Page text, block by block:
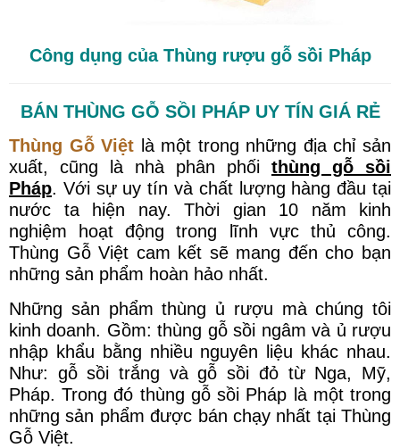
Công dụng của Thùng rượu gỗ sồi Pháp
BÁN THÙNG GỖ SỒI PHÁP UY TÍN GIÁ RẺ
Thùng Gỗ Việt là một trong những địa chỉ sản
xuất, cũng là nhà phân phối thùng gỗ sồi
Pháp. Với sự uy tín và chất lượng hàng đầu tại
nước ta hiện nay. Thời gian 10 năm kinh
nghiệm hoạt động trong lĩnh vực thủ công.
Thùng Gỗ Việt cam kết sẽ mang đến cho bạn
những sản phẩm hoàn hảo nhất.
Những sản phẩm thùng ủ rượu mà chúng tôi
kinh doanh. Gồm: thùng gỗ sồi ngâm và ủ rượu
nhập khẩu bằng nhiều nguyên liệu khác nhau.
Như: gỗ sồi trắng và gỗ sồi đỏ từ Nga, Mỹ,
Pháp. Trong đó thùng gỗ sồi Pháp là một trong
những sản phẩm được bán chạy nhất tại Thùng
Gỗ Việt.